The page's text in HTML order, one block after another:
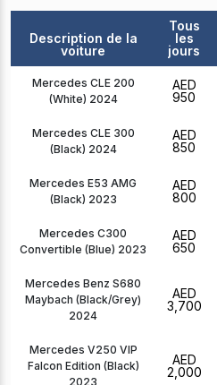
Description de la
voiture
Tous
les
jours
Mercedes CLE 200
(White) 2024
AED
950
Mercedes CLE 300
(Black) 2024
AED
850
Mercedes E53 AMG
(Black) 2023
AED
800
Mercedes C300
Convertible (Blue) 2023
AED
650
Mercedes Benz S680
Maybach (Black/Grey)
2024
AED
3,700
Mercedes V250 VIP
Falcon Edition (Black)
2023
AED
2,000